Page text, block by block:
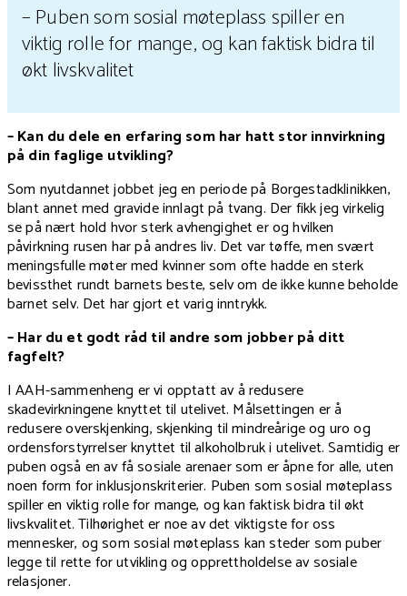
– Puben som sosial møteplass spiller en
viktig rolle for mange, og kan faktisk bidra til
økt livskvalitet
– Kan du dele en erfaring som har hatt stor innvirkning
på din faglige utvikling?
Som nyutdannet jobbet jeg en periode på Borgestadklinikken,
blant annet med gravide innlagt på tvang. Der fikk jeg virkelig
se på nært hold hvor sterk avhengighet er og hvilken
påvirkning rusen har på andres liv. Det var tøffe, men svært
meningsfulle møter med kvinner som ofte hadde en sterk
bevissthet rundt barnets beste, selv om de ikke kunne beholde
barnet selv. Det har gjort et varig inntrykk.
– Har du et godt råd til andre som jobber på ditt
fagfelt?
I AAH-sammenheng er vi opptatt av å redusere
skadevirkningene knyttet til utelivet. Målsettingen er å
redusere overskjenking, skjenking til mindreårige og uro og
ordensforstyrrelser knyttet til alkoholbruk i utelivet. Samtidig er
puben også en av få sosiale arenaer som er åpne for alle, uten
noen form for inklusjonskriterier. Puben som sosial møteplass
spiller en viktig rolle for mange, og kan faktisk bidra til økt
livskvalitet. Tilhørighet er noe av det viktigste for oss
mennesker, og som sosial møteplass kan steder som puber
legge til rette for utvikling og opprettholdelse av sosiale
relasjoner.